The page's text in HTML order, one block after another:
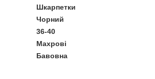
Шкарпетки
Чорний
36-40
Махрові
Бавовна